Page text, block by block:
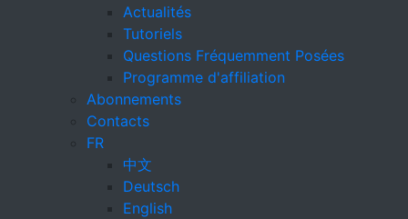
Actualités
Tutoriels
Questions Fréquemment Posées
Programme d'affiliation
Abonnements
Contacts
FR
中文
Deutsch
English